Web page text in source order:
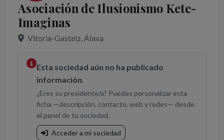
Asociación de Ilusionismo Kete-
Imaginas
Vitoria-Gasteiz, Álava
Esta sociedad aún no ha publicado
información.
¿Eres su presidente/a? Puedes personalizar esta
ficha —descripción, contacto, web y redes— desde
el panel de tu sociedad.
Acceder a mi sociedad